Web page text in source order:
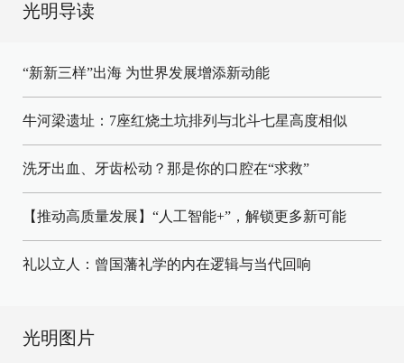
光明导读
“新新三样”出海 为世界发展增添新动能
牛河梁遗址：7座红烧土坑排列与北斗七星高度相似
洗牙出血、牙齿松动？那是你的口腔在“求救”
【推动高质量发展】“人工智能+”，解锁更多新可能
礼以立人：曾国藩礼学的内在逻辑与当代回响
光明图片